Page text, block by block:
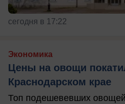
сегодня в 17:22
Экономика
Цены на овощи
Краснодарском крае
Топ подешевевших